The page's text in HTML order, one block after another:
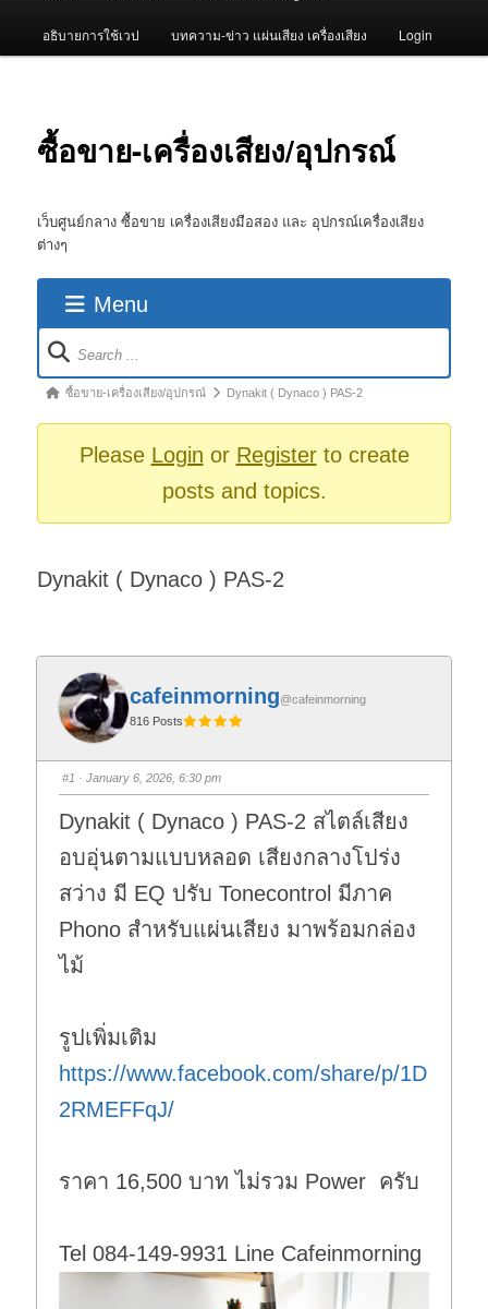
อธิบายการใช้เวป บทความ-ข่าว แผ่นเสียง เครื่องเสียง Login
ซื้อขาย-เครื่องเสียง/อุปกรณ์
เว็บศูนย์กลาง ซื้อขาย เครื่องเสียงมือสอง และ อุปกรณ์เครื่องเสียง
ต่างๆ
Menu
Forum
Navigation
Forumซื้อขาย-เครื่องเสียง/อุปกรณ์ Dynakit ( Dynaco ) PAS-2
Please Login or Registerto create
posts and topics.
Dynakit ( Dynaco ) PAS-2
cafeinmorning@cafeinmorning
816 Posts
#1 · January 6, 2026, 6:30 pm
Dynakit ( Dynaco ) PAS-2 สไตล์เสียง
อบอุ่นตามแบบหลอด เสียงกลางโปร่ง
สว่าง มี EQ ปรับ Tonecontrol มีภาค
Phono สำหรับแผ่นเสียง มาพร้อมกล่อง
ไม้
รูปเพิ่มเติม
https://www.facebook.com/share/p/1D
2RMEFFqJ/
ราคา 16,500 บาท ไม่รวม Power ครับ
Tel 084-149-9931 Line Cafeinmorning